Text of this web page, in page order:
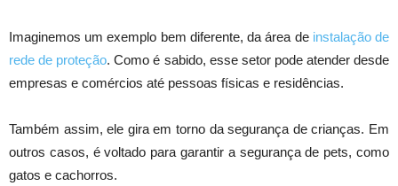
Imaginemos um exemplo bem diferente, da área de instalação de
rede de proteção. Como é sabido, esse setor pode atender desde
empresas e comércios até pessoas físicas e residências.
Também assim, ele gira em torno da segurança de crianças. Em
outros casos, é voltado para garantir a segurança de pets, como
gatos e cachorros.